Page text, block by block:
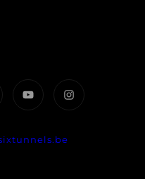
YouTubeInstagram